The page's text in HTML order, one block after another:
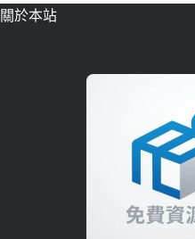
關於本站